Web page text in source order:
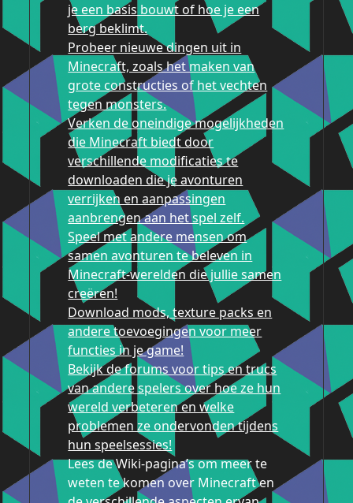
je een basis bouwt of hoe je een
berg beklimt.
Probeer nieuwe dingen uit in
Minecraft, zoals het maken van
grote constructies of het vechten
tegen monsters.
Verken de oneindige mogelijkheden
die Minecraft biedt door
verschillende modificaties te
downloaden die je avonturen
verrijken en aanpassingen
aanbrengen aan het spel zelf.
Speel met andere mensen om
samen avonturen te beleven in
Minecraft-werelden die jullie samen
creëren!
Download mods, texture packs en
andere toevoegingen voor meer
functies in je game!
Bekijk de forums voor tips en trucs
van andere spelers over hoe ze hun
wereld verbeteren en welke
problemen ze ondervonden tijdens
hun speelsessies!
Lees de Wiki-pagina’s om meer te
weten te komen over Minecraft en